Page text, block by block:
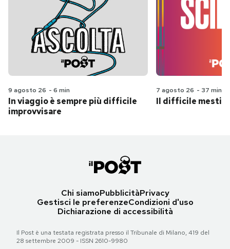
9 agosto 26 - 6 min
In viaggio è sempre più difficile
improvvisare
7 agosto 26 - 37 min
Il difficile
Chi siamoPubblicitàPrivacy
Gestisci le preferenzeCondizioni d'uso
Dichiarazione di accessibilità
Il Post è una testata registrata presso il Tribunale di Milano, 419 del
28 settembre 2009 - ISSN 2610-9980